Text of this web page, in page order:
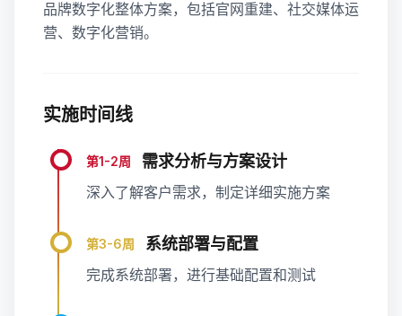
品牌数字化整体方案，包括官网重建、社交媒体运
营、数字化营销。
实施时间线
第1-2周 需求分析与方案设计
深入了解客户需求，制定详细实施方案
第3-6周 系统部署与配置
完成系统部署，进行基础配置和测试